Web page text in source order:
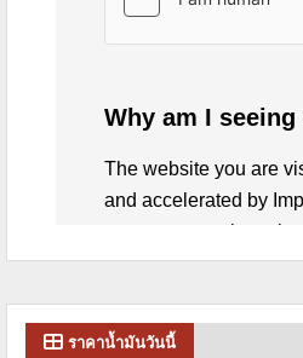
ราคาน้ำมันวันนี้